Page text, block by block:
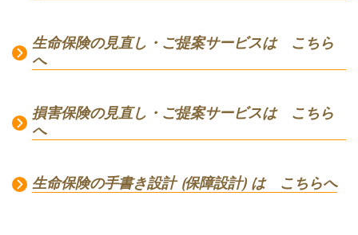
生命保険の見直し・ご提案サービスは こちら
へ
損害保険の見直し・ご提案サービスは こちら
へ
生命保険の手書き設計 (保障設計) は こちらへ